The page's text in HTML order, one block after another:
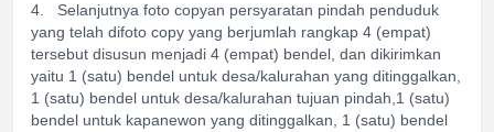
4. Selanjutnya foto copyan persyaratan pindah penduduk
yang telah difoto copy yang berjumlah rangkap 4 (empat)
tersebut disusun menjadi 4 (empat) bendel, dan dikirimkan
yaitu 1 (satu) bendel untuk desa/kalurahan yang ditinggalkan,
1 (satu) bendel untuk desa/kalurahan tujuan pindah,1 (satu)
bendel untuk kapanewon yang ditinggalkan, 1 (satu) bendel